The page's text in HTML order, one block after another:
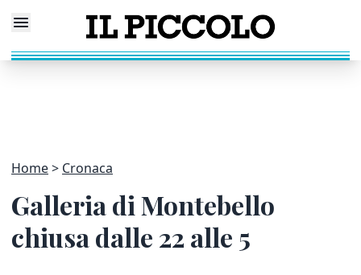
Home Cronaca
Galleria di Montebello
chiusa dalle 22 alle 5